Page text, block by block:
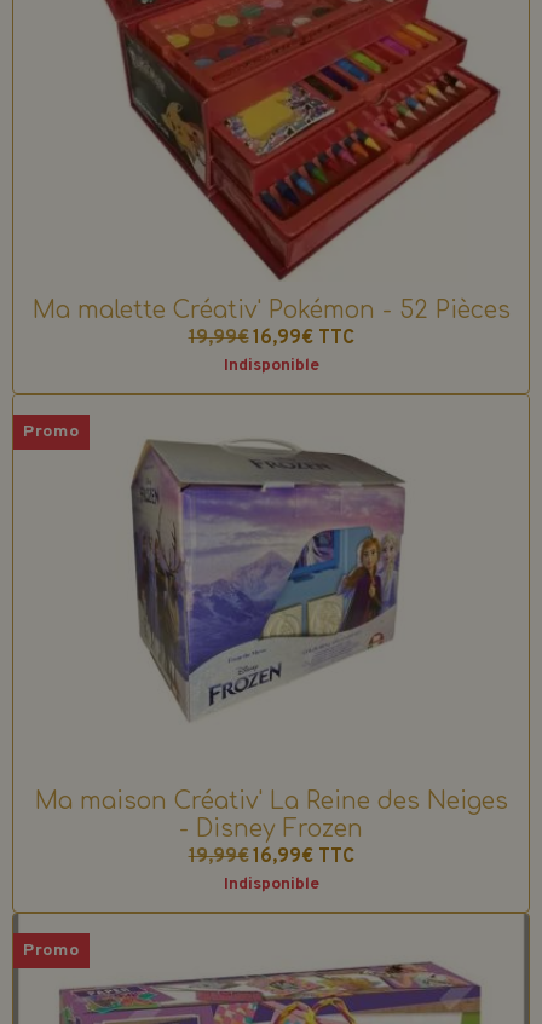
Ma malette Créativ' Pokémon - 52 Pièces
19,99€16,99€ TTC
Indisponible
Promo
Ma maison Créativ' La Reine des Neiges
- Disney Frozen
19,99€16,99€ TTC
Indisponible
Promo